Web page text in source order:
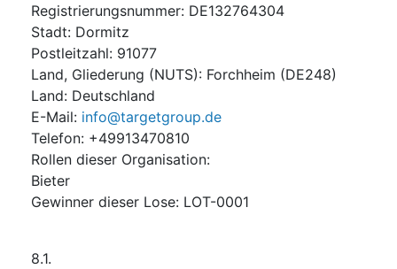
Registrierungsnummer: DE132764304
Stadt: Dormitz
Postleitzahl: 91077
Land, Gliederung (NUTS): Forchheim (DE248)
Land: Deutschland
E-Mail: info@targetgroup.de
Telefon: +49913470810
Rollen dieser Organisation:
Bieter
Gewinner dieser Lose: LOT-0001
8.1.